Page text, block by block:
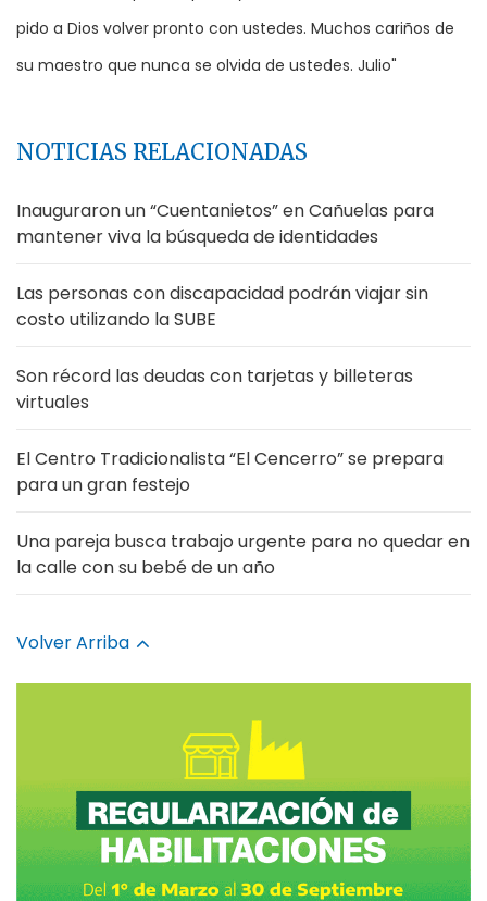
pido a Dios volver pronto con ustedes. Muchos cariños de
su maestro que nunca se olvida de ustedes. Julio"
NOTICIAS RELACIONADAS
Inauguraron un “Cuentanietos” en Cañuelas para
mantener viva la búsqueda de identidades
Las personas con discapacidad podrán viajar sin
costo utilizando la SUBE
Son récord las deudas con tarjetas y billeteras
virtuales
El Centro Tradicionalista “El Cencerro” se prepara
para un gran festejo
Una pareja busca trabajo urgente para no quedar en
la calle con su bebé de un año
Volver Arriba